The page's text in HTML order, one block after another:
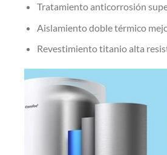
Tratamiento anticorrosión
Aislamiento doble térmico
Revestimiento titanio alta